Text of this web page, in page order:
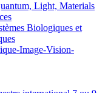
Light, Materials
Biologiques et
Image-Vision-